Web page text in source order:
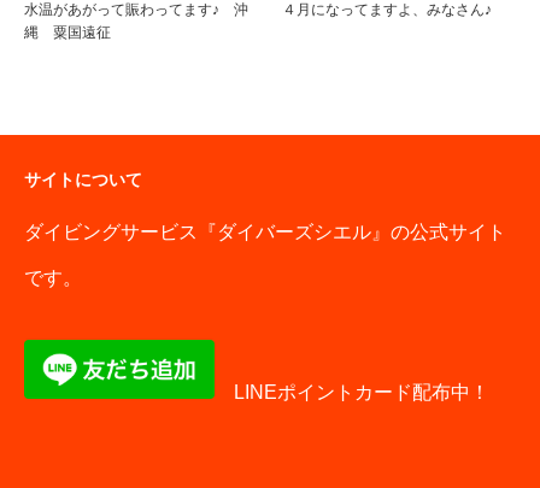
水温があがって賑わってます♪ 沖
縄 粟国遠征
４月になってますよ、みなさん♪
サイトについて
ダイビングサービス『ダイバーズシエル』の公式サイト
です。
LINEポイントカード配布中！